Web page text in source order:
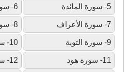
5- سورة المائدة 6- سورة الأنعام
7- سورة الأعراف 8- سورة الأنفال
9- سورة التوبة 10- سورة يونس
11- سورة هود 12- سورة يوسف